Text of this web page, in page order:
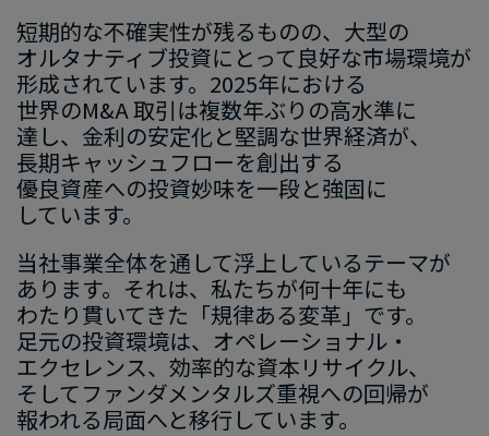
短期的な​不確実性が​残る​ものの、​大型の​
オルタナティブ投資に​とって​良好な​市場環境が​
形成されています。 2025年に​おける​
世界のM&A取引は​複数年ぶりの​高水準に​
達し、​金利の​安定化と​堅調な​世界経済が、​
長期キャッシュフローを​創出する​
優良資産への​投資妙味を​一段と​強固に​
しています。
当社事業全体を​通して​浮上している​テーマが​
あります。​それは、​私たちが​何十年にも​
わたり貫いてきた​「規律ある​変革」です。​
足元の​投資環境は、​オペレーショナル・
エクセレンス、​効率的な​資本リサイクル、​
そして​ファンダメンタルズ重視への​回帰が​
報われる​局面へと​移行しています。